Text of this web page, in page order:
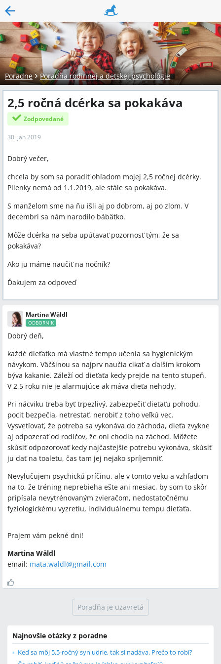
Poradne Poradňa rodinnej a detskej psychológie
2,5 ročná dcérka sa pokakáva
Zodpovedané
30. jan 2019
Dobrý večer,
chcela by som sa poradiť ohľadom mojej 2,5 ročnej dcérky.
Plienky nemá od 1.1.2019, ale stále sa pokakáva.
S manželom sme na ňu išli aj po dobrom, aj po zlom. V
decembri sa nám narodilo bábätko.
Môže dcérka na seba upútavať pozornosť tým, že sa
pokakáva?
Ako ju máme naučiť na nočník?
Ďakujem za odpoveď
Martina Wäldl
ODBORNÍK
Dobrý deň,
každé dieťatko má vlastné tempo učenia sa hygienickým
návykom. Väčšinou sa najprv naučia cikať a ďalším krokom
býva kakanie. Záleží od dieťaťa kedy prejde na tento stupeň.
V 2,5 roku nie je alarmujúce ak máva dieťa nehody.
Pri nácviku treba byť trpezlivý, zabezpečiť dieťaťu pohodu,
pocit bezpečia, netrestať, nerobiť z toho veľkú vec.
Vysvetľovať, že potreba sa vykonáva do záchoda, dieťa zvykne
aj odpozerať od rodičov, že oni chodia na záchod. Môžete
skúsiť odpozorovať kedy najčastejšie potrebu vykonáva, skúsiť
ju dať na toaletu, čas tam jej nejako spríjemniť.
Nevylučujem psychickú príčinu, ale v tomto veku a vzhľadom
na to, že tréning neprebieha ešte ani mesiac, by som to skôr
pripísala nevytrénovaným zvieračom, nedostatočnému
fyziologickému vyzretiu, individuálnemu tempu dieťaťa.
Prajem vám pekné dni!
Martina Wäldl
email: mata.waldl@gmail.com
Poradňa je uzavretá
Najnovšie otázky z poradne
Keď sa môj 5,5-ročný syn udrie, tak si nadáva. Prečo to robí?